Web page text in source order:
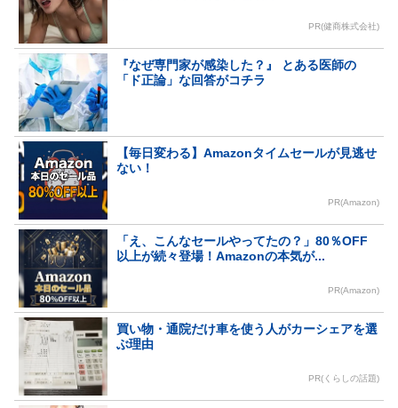
PR(健商株式会社)
『なぜ専門家が感染した？』 とある医師の
「ド正論」な回答がコチラ
【毎日変わる】Amazonタイムセールが見逃せ
ない！
PR(Amazon)
「え、こんなセールやってたの？」80％OFF
以上が続々登場！Amazonの本気が...
PR(Amazon)
買い物・通院だけ車を使う人がカーシェアを選
ぶ理由
PR(くらしの話題)